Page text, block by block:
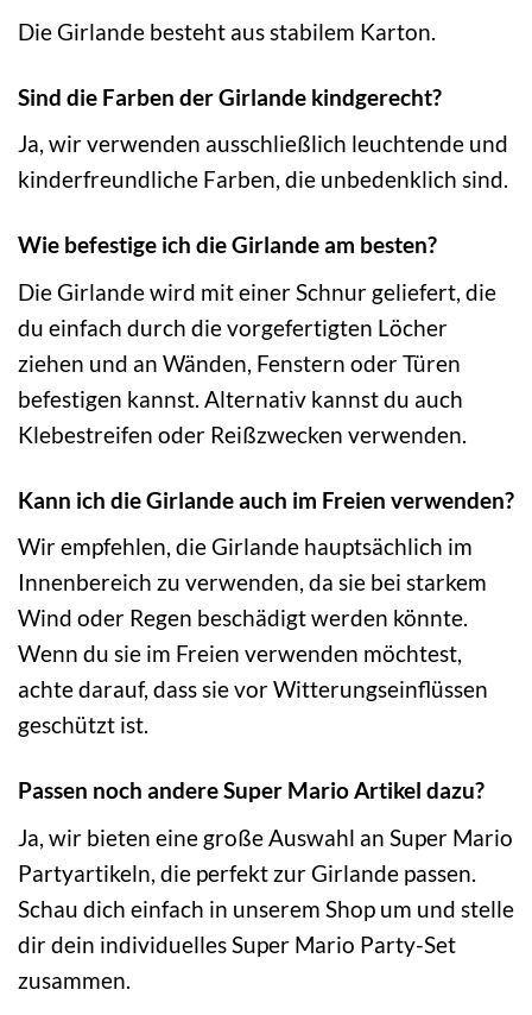
Die Girlande besteht aus stabilem Karton.
Sind die Farben der Girlande kindgerecht?
Ja, wir verwenden ausschließlich leuchtende und
kinderfreundliche Farben, die unbedenklich sind.
Wie befestige ich die Girlande am besten?
Die Girlande wird mit einer Schnur geliefert, die
du einfach durch die vorgefertigten Löcher
ziehen und an Wänden, Fenstern oder Türen
befestigen kannst. Alternativ kannst du auch
Klebestreifen oder Reißzwecken verwenden.
Kann ich die Girlande auch im Freien verwenden?
Wir empfehlen, die Girlande hauptsächlich im
Innenbereich zu verwenden, da sie bei starkem
Wind oder Regen beschädigt werden könnte.
Wenn du sie im Freien verwenden möchtest,
achte darauf, dass sie vor Witterungseinflüssen
geschützt ist.
Passen noch andere Super Mario Artikel dazu?
Ja, wir bieten eine große Auswahl an Super Mario
Partyartikeln, die perfekt zur Girlande passen.
Schau dich einfach in unserem Shop um und stelle
dir dein individuelles Super Mario Party-Set
zusammen.